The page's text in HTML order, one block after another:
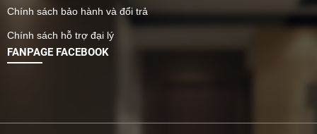
Chính sách bảo hành và đổi trả
Chính sách hỗ trợ đại lý
FANPAGE FACEBOOK